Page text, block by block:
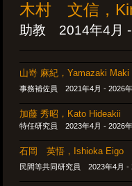
木村 文信，
助教 2014年4
山嵜 麻紀，Yamazaki Maki
事務補佐員 2021年4月 -
加藤 秀昭，Kato Hideakii
特任研究員 2023年4月 - 2026
石岡 英悟，Ishioka Eigo
民間等共同研究員 2023年4